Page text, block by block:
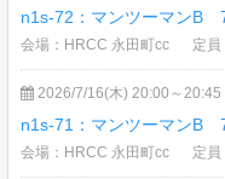
n1s-72：マンツーマンB
会場：HRCC 永田町cc 定員
2026/7/16(木) 20:00～20:45
n1s-71：マンツーマンB
会場：HRCC 永田町cc 定員